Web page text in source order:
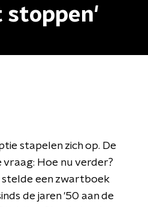
stoppen'
stapelen zich op. De
Hoe nu verder?
stelde een zwartboek
de jaren '50 aan de